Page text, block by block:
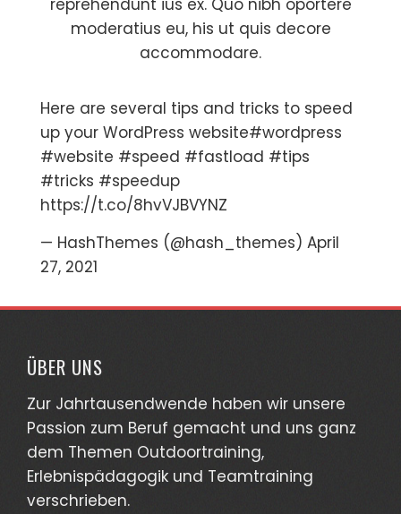
reprehendunt ius ex. Quo nibh oportere
moderatius eu, his ut quis decore
accommodare.
Here are several tips and tricks to speed
up your WordPress website#wordpress
#website #speed #fastload #tips
#tricks #speedup
https://t.co/8hvVJBVYNZ
— HashThemes (@hash_themes) April
27, 2021
ÜBER UNS
Zur Jahrtausendwende haben wir unsere
Passion zum Beruf gemacht und uns ganz
dem Themen Outdoortraining,
Erlebnispädagogik und Teamtraining
verschrieben.